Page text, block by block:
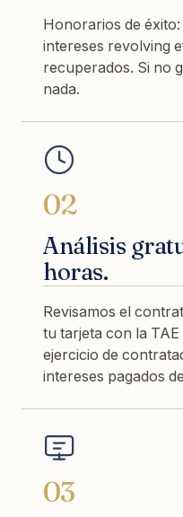
Honorarios de
intereses revolving
recuperados. Si no
nada.
02
Análisis
horas.
Revisamos el
tu tarjeta con la
ejercicio de
intereses pagados
03